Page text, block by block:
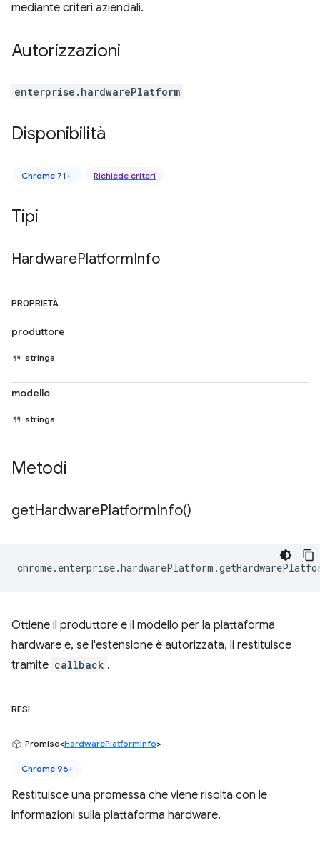
mediante criteri aziendali.
Autorizzazioni
enterprise.hardwarePlatform
Disponibilità
Chrome 71+ Richiede criteri
Tipi
HardwarePlatformInfo
PROPRIETÀ
produttore
stringa
modello
stringa
Metodi
getHardwarePlatformInfo()
chrome. enterprise.hardwarePlatform .
Ottiene il produttore e il modello per la piattaforma
hardware e, se l'estensione è autorizzata, li restituisce
tramite callback .
RESI
Promise<HardwarePlatformInfo>
Chrome 96+
Restituisce una promessa che viene risolta con le
informazioni sulla piattaforma hardware.